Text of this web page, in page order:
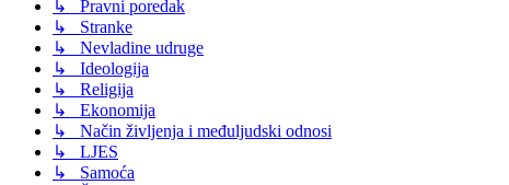
↳ Pravni poredak
↳ Stranke
↳ Nevladine udruge
↳ Ideologija
↳ Religija
↳ Ekonomija
↳ Način življenja i međuljudski odnosi
↳ LJES
↳ Samoća